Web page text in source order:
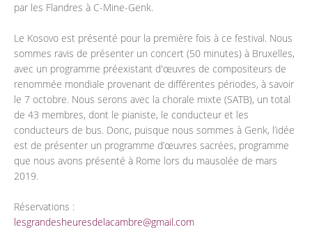
par les Flandres à C-Mine-Genk.
Le Kosovo est présenté pour la première fois à ce festival. Nous
sommes ravis de présenter un concert (50 minutes) à Bruxelles,
avec un programme préexistant d'œuvres de compositeurs de
renommée mondiale provenant de différentes périodes, à savoir
le 7 octobre. Nous serons avec la chorale mixte (SATB), un total
de 43 membres, dont le pianiste, le conducteur et les
conducteurs de bus. Donc, puisque nous sommes à Genk, l’idée
est de présenter un programme d’œuvres sacrées, programme
que nous avons présenté à Rome lors du mausolée de mars
2019.
Réservations :
lesgrandesheuresdelacambre@gmail.com